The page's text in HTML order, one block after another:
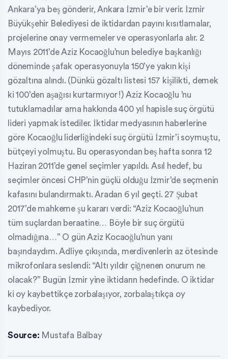
Ankara’ya beş gönderir, Ankara İzmir’e bir verir. İzmir
Büyükşehir Belediyesi de iktidardan payını kısıtlamalar,
projelerine onay vermemeler ve operasyonlarla alır. 2
Mayıs 2011’de Aziz Kocaoğlu’nun belediye başkanlığı
döneminde şafak operasyonuyla 150’ye yakın kişi
gözaltına alındı. (Dünkü gözaltı listesi 157 kişilikti, demek
ki 100’den aşağısı kurtarmıyor!) Aziz Kocaoğlu ’nu
tutuklamadılar ama hakkında 400 yıl hapisle suç örgütü
lideri yapmak istediler. İktidar medyasının haberlerine
göre Kocaoğlu liderliğindeki suç örgütü İzmir’i soymuştu,
bütçeyi yolmuştu. Bu operasyondan beş hafta sonra 12
Haziran 2011’de genel seçimler yapıldı. Asıl hedef, bu
seçimler öncesi CHP’nin güçlü olduğu İzmir’de seçmenin
kafasını bulandırmaktı. Aradan 6 yıl geçti. 27 Şubat
2017’de mahkeme şu kararı verdi: “Aziz Kocaoğlu’nun
tüm suçlardan beraatine… Böyle bir suç örgütü
olmadığına…” O gün Aziz Kocaoğlu’nun yanı
başındaydım. Adliye çıkışında, merdivenlerin az ötesinde
mikrofonlara seslendi: “Altı yıldır çiğnenen onurum ne
olacak?” Bugün İzmir yine iktidarın hedefinde. O iktidar
ki oy kaybettikçe zorbalaşıyor, zorbalaştıkça oy
kaybediyor.
Source: Mustafa Balbay